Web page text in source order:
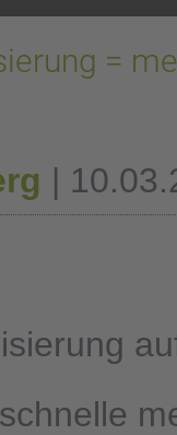
=
|